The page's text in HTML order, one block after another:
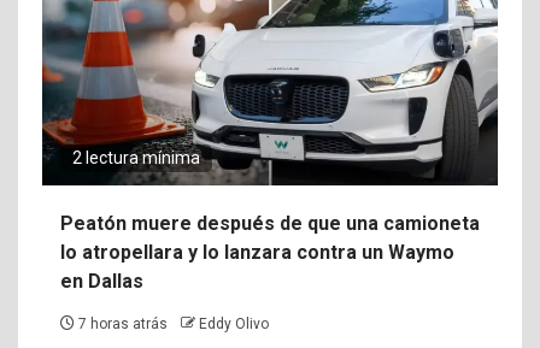
2 lectura mínima
Peatón muere después de que una camioneta
lo atropellara y lo lanzara contra un Waymo
en Dallas
7 horas atrás Eddy Olivo